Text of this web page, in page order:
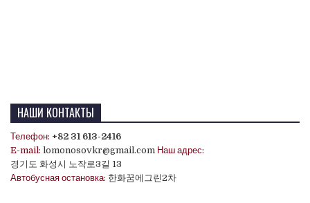
НАШИ КОНТАКТЫ
Телефон: +82 31 613-2416
E-mail: lomonosovkr@gmail.com Наш адрес:
경기도 화성시 노작로3길 13
Автобусная остановка: 한화꿈에그린2차